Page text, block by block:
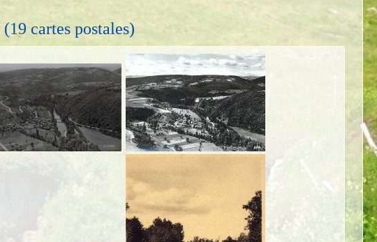
(19 cartes postales)